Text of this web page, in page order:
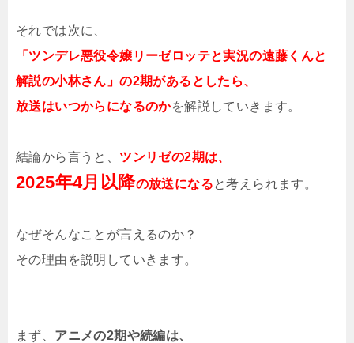
それでは次に、
「ツンデレ悪役令嬢リーゼロッテと実況の遠藤くんと
解説の小林さん」の2期があるとしたら、
放送はいつからになるのかを解説していきます。
結論から言うと、 ツンリゼの2期は、
2025年4月以降の放送になると考えられます。
なぜそんなことが言えるのか？
その理由を説明していきます。
まず、 アニメの2期や続編は、